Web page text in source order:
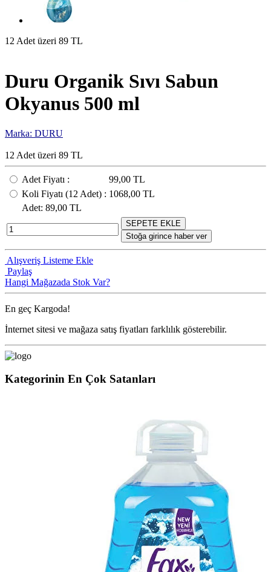
12 Adet üzeri 89 TL
Duru Organik Sıvı Sabun
Okyanus 500 ml
Marka: DURU
12 Adet üzeri 89 TL
Adet Fiyatı :
99,00 TL
Koli Fiyatı (12 Adet) : 1068,00 TL
Adet: 89,00 TL
SEPETE EKLE
Stoğa girince haber ver
Alışveriş Listeme Ekle
Paylaş
Hangi Mağazada Stok Var?
En geç Kargoda!
İnternet sitesi ve mağaza satış fiyatları farklılık gösterebilir.
Kategorinin En Çok Satanları